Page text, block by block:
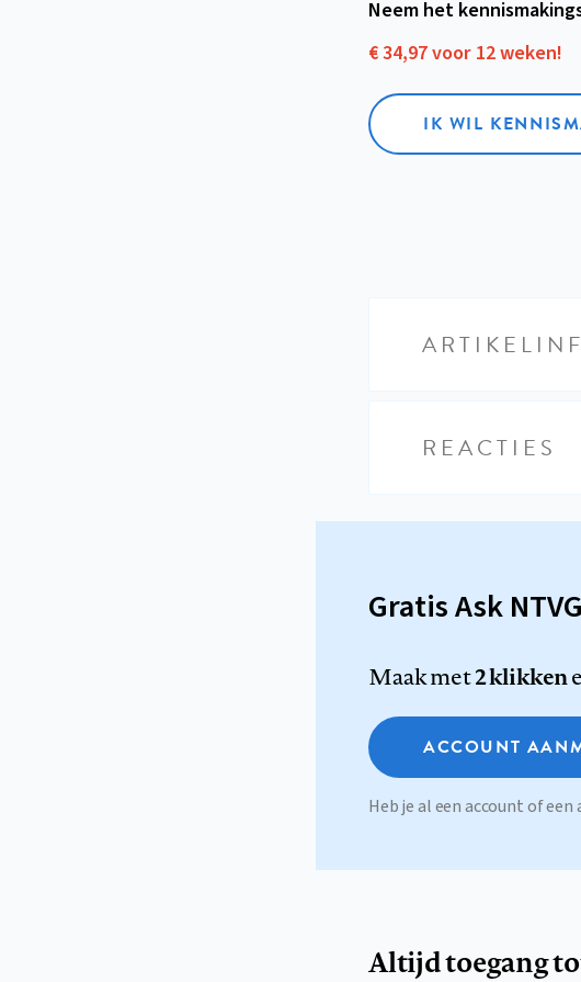
Neem het
€ 34,97 voor 12 weken!
IK WIL
REACTIES
Gratis Ask
Maak met2 klikken
ACCOUNT
Heb je al een account of
Altijd toegang